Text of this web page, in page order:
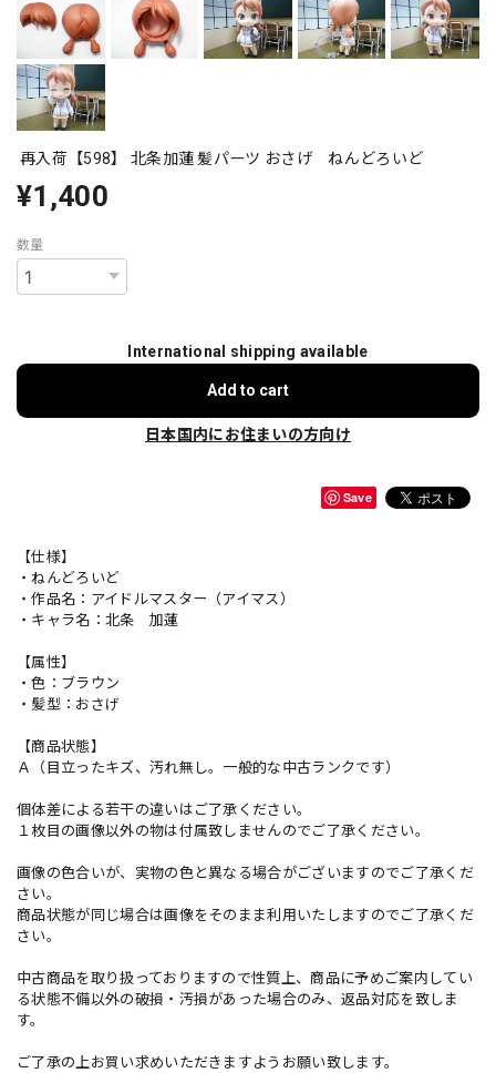
再入荷【598】 北条加蓮 髪パーツ おさげ ねんどろいど
¥1,400
数量
International shipping available
Add to cart
日本国内にお住まいの方向け
Save
【仕様】
・ねんどろいど
・作品名：アイドルマスター（アイマス）
・キャラ名：北条 加蓮
【属性】
・色：ブラウン
・髪型：おさげ
【商品状態】
Ａ（目立ったキズ、汚れ無し。一般的な中古ランクです）
個体差による若干の違いはご了承ください。
１枚目の画像以外の物は付属致しませんのでご了承ください。
画像の色合いが、実物の色と異なる場合がございますのでご了承くだ
さい。
商品状態が同じ場合は画像をそのまま利用いたしますのでご了承くだ
さい。
中古商品を取り扱っておりますので性質上、商品に予めご案内してい
る状態不備以外の破損・汚損があった場合のみ、返品対応を致しま
す。
ご了承の上お買い求めいただきますようお願い致します。